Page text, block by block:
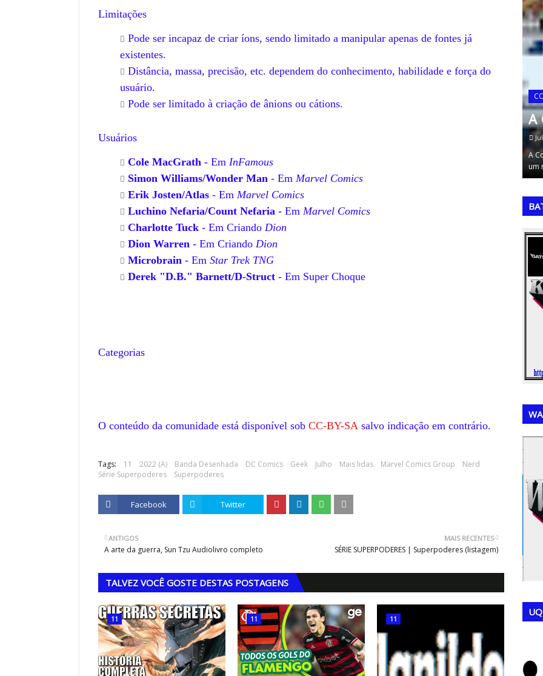
Limitações
Pode ser incapaz de criar íons, sendo limitado a manipular apenas de fontes já
existentes.
Distância, massa, precisão, etc. dependem do conhecimento, habilidade e força do
usuário.
Pode ser limitado à criação de ânions ou cátions.
Usuários
Cole MacGrath - Em InFamous
Simon Williams/Wonder Man - Em Marvel Comics
Erik Josten/Atlas - Em Marvel Comics
Luchino Nefaria/Count Nefaria - Em Marvel Comics
Charlotte Tuck - Em Criando Dion
Dion Warren - Em Criando Dion
Microbrain - Em Star Trek TNG
Derek "D.B." Barnett/D-Struct - Em Super Choque
Categorias
O conteúdo da comunidade está disponível sob CC-BY-SA salvo indicação em contrário.
Tags: 11 2022 (A) Banda Desenhada DC Comics Geek Julho Mais lidas Marvel Comics Group
Nerd
Série Superpoderes
Superpoderes
Facebook Twitter
MAIS RECENTES
SÉRIE SUPERPODERES | Superpoderes (listagem)
ANTIGOS
A arte da guerra, Sun Tzu Audiolivro completo
TALVEZ VOCÊ GOSTE DESTAS POSTAGENS
11 11 11
Mundo de 1982:
,
FIFA
O Mundialito de 1980: O
Torneio que Celebrou os 50
50 Anos da Copa do MundoO Mundialito, …
A
A
um